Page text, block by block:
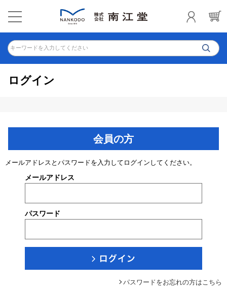
キーワードを入力してください
ログイン
会員の方
メールアドレスとパスワードを入力してログインしてください。
メールアドレス
パスワード
パスワードをお忘れの方はこちら